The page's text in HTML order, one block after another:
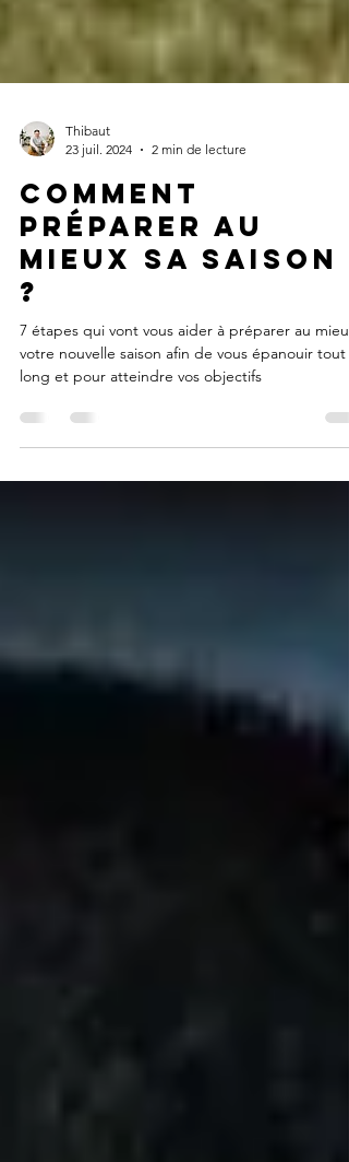
23 juil. 2024
2 min de lecture
Comment
préparer au
mieux sa saison
?
7 étapes qui vont vous aider à préparer au mieux
votre nouvelle saison afin de vous épanouir tout
long et pour atteindre vos objectifs